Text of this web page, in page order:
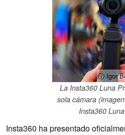
ⓘ Igor
La Insta360 Luna
sola cámara
Insta360
Insta360 ha presentado